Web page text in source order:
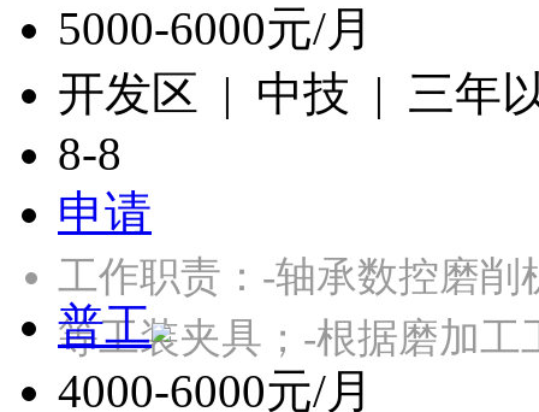
5000-6000元/月
开发区 | 中技 | 三年
8-8
申请
工作职责：-轴承数控磨
等工装夹具；-根据磨加
普工
4000-6000元/月